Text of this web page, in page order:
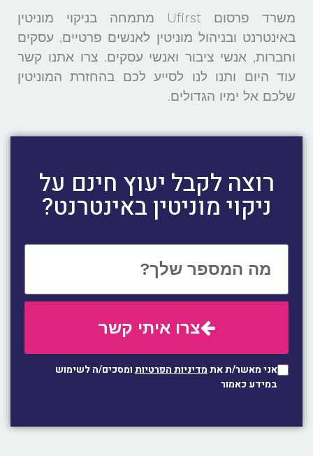
משרד פרסום Ufirst מתמחה בניקוי מוניטין
באינטרנט ובניהול מוניטין לאנשים פרטיים, עסקים
וחברות, אנשי ציבור ואנשי עסקים. צרו אתנו קשר
עוד היום ותנו לנו לסייע לכם בהחזרת המוניטין
שלכם אל ימיו הגדולים.
רוצה לקבל יעוץ חינם על
ניקוי מוניטין באינטרנט?
צרו איתי קשר
אני מאשר/ת אתמדיניות הפרטיותומסכים/ה לשימוש
במידע כאמור